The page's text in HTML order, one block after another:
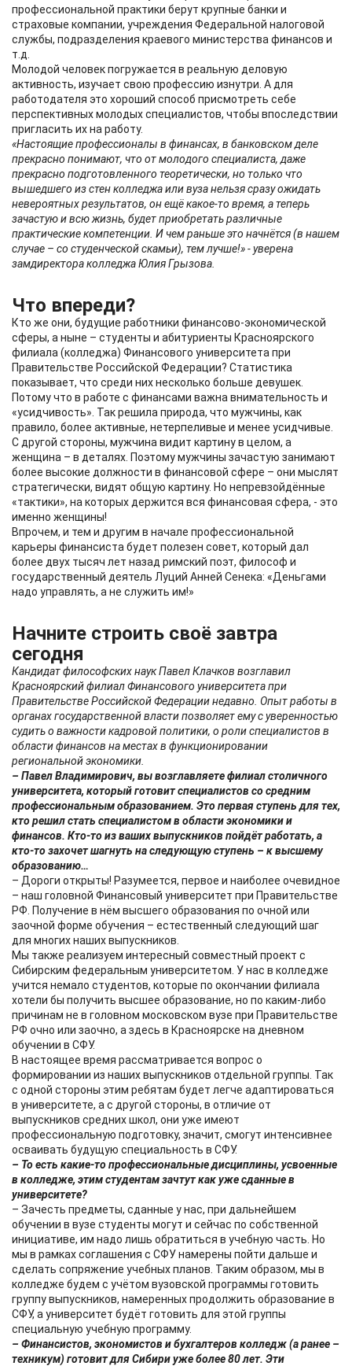
профессиональной практики берут крупные банки и
страховые компании, учреждения Федеральной налоговой
службы, подразделения краевого министерства финансов и
т.д.
Молодой человек погружается в реальную деловую
активность, изучает свою профессию изнутри. А для
работодателя это хороший способ присмотреть себе
перспективных молодых специалистов, чтобы впоследствии
пригласить их на работу.
«Настоящие профессионалы в финансах, в банковском деле
прекрасно понимают, что от молодого специалиста, даже
прекрасно подготовленного теоретически, но только что
вышедшего из стен колледжа или вуза нельзя сразу ожидать
невероятных результатов, он ещё какое-то время, а теперь
зачастую и всю жизнь, будет приобретать различные
практические компетенции. И чем раньше это начнётся (в нашем
случае – со студенческой скамьи), тем лучше!» - уверена
замдиректора колледжа Юлия Грызова.
Что впереди?
Кто же они, будущие работники финансово-экономической
сферы, а ныне – студенты и абитуриенты Красноярского
филиала (колледжа) Финансового университета при
Правительстве Российской Федерации? Статистика
показывает, что среди них несколько больше девушек.
Потому что в работе с финансами важна внимательность и
«усидчивость». Так решила природа, что мужчины, как
правило, более активные, нетерпеливые и менее усидчивые.
С другой стороны, мужчина видит картину в целом, а
женщина – в деталях. Поэтому мужчины зачастую занимают
более высокие должности в финансовой сфере – они мыслят
стратегически, видят общую картину. Но непревзойдённые
«тактики», на которых держится вся финансовая сфера, - это
именно женщины!
Впрочем, и тем и другим в начале профессиональной
карьеры финансиста будет полезен совет, который дал
более двух тысяч лет назад римский поэт, философ и
государственный деятель Луций Анней Сенека: «Деньгами
надо управлять, а не служить им!»
Начните строить своё завтра
сегодня
Кандидат философских наук Павел Клачков возглавил
Красноярский филиал Финансового университета при
Правительстве Российской Федерации недавно. Опыт работы в
органах государственной власти позволяет ему с уверенностью
судить о важности кадровой политики, о роли специалистов в
области финансов на местах в функционировании
региональной экономики.
– Павел Владимирович, вы возглавляете филиал столичного
университета, который готовит специалистов со средним
профессиональным образованием. Это первая ступень для тех,
кто решил стать специалистом в области экономики и
финансов. Кто-то из ваших выпускников пойдёт работать, а
кто-то захочет шагнуть на следующую ступень – к высшему
образованию…
– Дороги открыты! Разумеется, первое и наиболее очевидное
– наш головной Финансовый университет при Правительстве
РФ. Получение в нём высшего образования по очной или
заочной форме обучения – естественный следующий шаг
для многих наших выпускников.
Мы также реализуем интересный совместный проект с
Сибирским федеральным университетом. У нас в колледже
учится немало студентов, которые по окончании филиала
хотели бы получить высшее образование, но по каким-либо
причинам не в головном московском вузе при Правительстве
РФ очно или заочно, а здесь в Красноярске на дневном
обучении в СФУ.
В настоящее время рассматривается вопрос о
формировании из наших выпускников отдельной группы. Так
с одной стороны этим ребятам будет легче адаптироваться
в университете, а с другой стороны, в отличие от
выпускников средних школ, они уже имеют
профессиональную подготовку, значит, смогут интенсивнее
осваивать будущую специальность в СФУ.
– То есть какие-то профессиональные дисциплины, усвоенные
в колледже, этим студентам зачтут как уже сданные в
университете?
– Зачесть предметы, сданные у нас, при дальнейшем
обучении в вузе студенты могут и сейчас по собственной
инициативе, им надо лишь обратиться в учебную часть. Но
мы в рамках соглашения с СФУ намерены пойти дальше и
сделать сопряжение учебных планов. Таким образом, мы в
колледже будем с учётом вузовской программы готовить
группу выпускников, намеренных продолжить образование в
СФУ, а университет будёт готовить для этой группы
специальную учебную программу.
– Финансистов, экономистов и бухгалтеров колледж (а ранее –
техникум) готовит для Сибири уже более 80 лет. Эти